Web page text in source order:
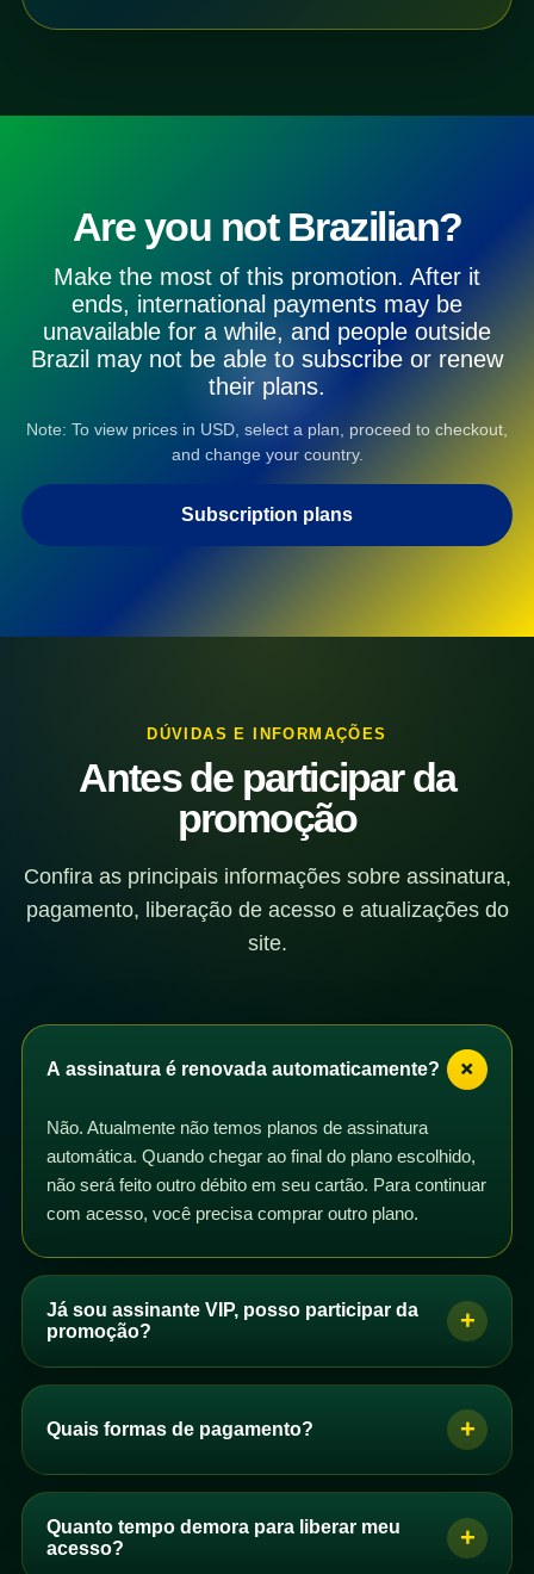
Are you not Brazilian?
Make the most of this promotion. After it
ends, international payments may be
unavailable for a while, and people outside
Brazil may not be able to subscribe or renew
their plans.
Note: To view prices in USD, select a plan, proceed to checkout,
and change your country.
Subscription plans
DÚVIDAS E INFORMAÇÕES
Antes de participar da
promoção
Confira as principais informações sobre assinatura,
pagamento, liberação de acesso e atualizações do
site.
A assinatura é renovada automaticamente? +
Não. Atualmente não temos planos de assinatura
automática. Quando chegar ao final do plano escolhido,
não será feito outro débito em seu cartão. Para continuar
com acesso, você precisa comprar outro plano.
Já sou assinante VIP, posso participar da
promoção?
+
Sim. Se você é assinante VIP com plano mensal,
promoção. Basta comprar um dos planos de acesso e
plano após a confirmação do pagamento.
Você pode comprar quantos planos quiser. Se perceber
Quais formas de pagamento? +
Se você é brasileiro, pode pagar por PIX, boleto ou
cartão de crédito. Se você não é brasileiro, pode
comprar com cartão de crédito.
Quanto tempo demora para liberar meu
acesso?
+